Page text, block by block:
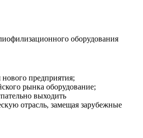
оборудования
предприятия;
рынка оборудование;
выходить
отрасль, замещая зарубежные